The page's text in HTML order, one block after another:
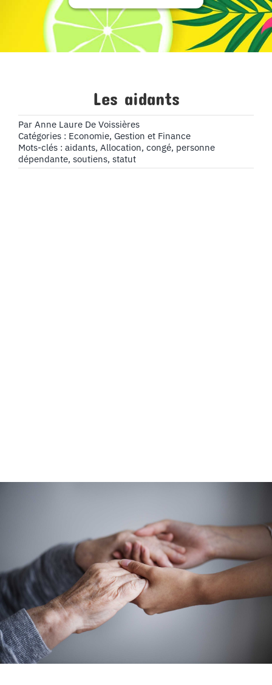
Les aidants
Par Anne Laure De Voissières
Catégories : Economie, Gestion et Finance
Mots-clés : aidants, Allocation, congé, personne
dépendante, soutiens, statut